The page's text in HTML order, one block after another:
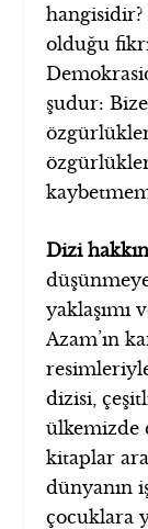
hangisidir?
olduğu
şudur:
Dizi
yaklaşımı
Azam’ın
resimleriyle
dizisi,
ülkemizde
kitaplar
dünyanın
çocuklara